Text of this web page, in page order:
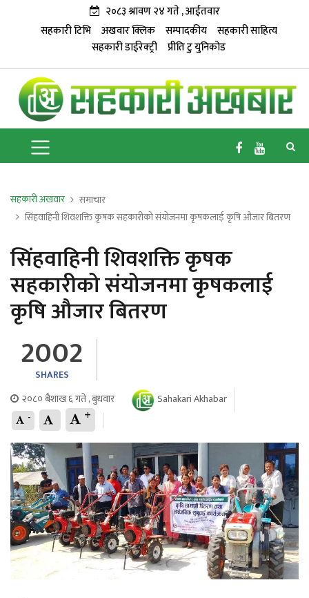
२०८३ श्रावण २४ गते , आईतवार
सहकारी टिभि
अखवार क्लिक सम्पादकीय
सहकारी साहित्य
सहकारी डाईरेक्ट्री प्रीति टु युनिकोड
सहकारी अखवार
समाचार
सिंहवाहिनी शिवशक्ति कृषक सहकारीको संयोजनमा कृषकलाई कृषि औजार बितरण
सिंहवाहिनी शिवशक्ति कृषक
सहकारीको संयोजनमा कृषकलाई
कृषि औजार बितरण
2002
SHARES
२०८० बैशाख ६ गते , बुधवार
Sahakari Akhabar
- +